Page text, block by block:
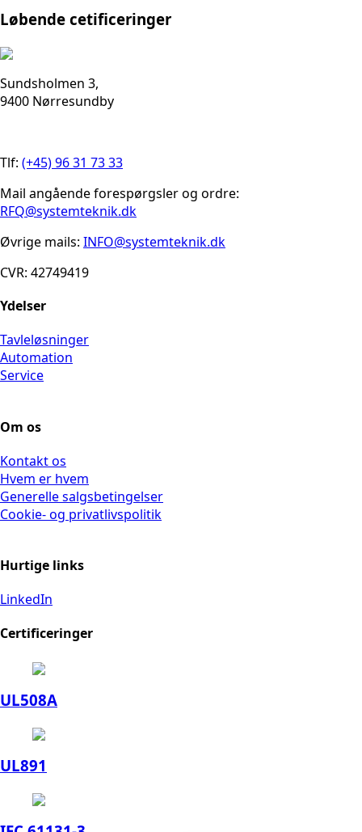
Løbende cetificeringer
Sundsholmen 3,
9400 Nørresundby
Tlf: (+45) 96 31 73 33
Mail angående forespørgsler og ordre:
RFQ@systemteknik.dk
Øvrige mails: INFO@systemteknik.dk
CVR: 42749419
Ydelser
Tavleløsninger
Automation
Service
Om os
Kontakt os
Hvem er hvem
Generelle salgsbetingelser
Cookie- og privatlivspolitik
Hurtige links
LinkedIn
Certificeringer
UL508A
UL891